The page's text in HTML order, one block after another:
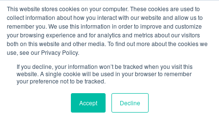
This website stores cookies on your computer. These cookies are used to
collect information about how you interact with our website and allow us to
remember you. We use this information in order to improve and customize
your browsing experience and for analytics and metrics about our visitors
both on this website and other media. To find out more about the cookies we
use, see our Privacy Policy.
If you decline, your information won’t be tracked when you visit this
website. A single cookie will be used in your browser to remember
your preference not to be tracked.
Accept Decline
Menú